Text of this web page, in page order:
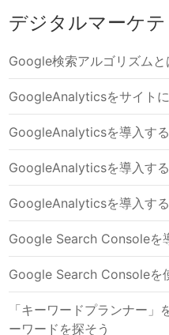
デジタルマーケ
Google検索アルゴリズムと
GoogleAnalyticsをサイト
GoogleAnalyticsを導入す
GoogleAnalyticsを導入す
GoogleAnalyticsを導入す
Google Search Consoleを
Google Search Consoleを
「キーワードプランナー
ーワードを探そう